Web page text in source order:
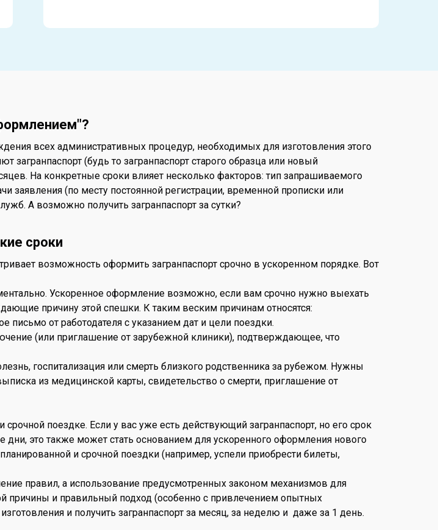
всех административных процедур, необходимых для изготовления этого
(будь то загранпаспорт старого образца или новый
На конкретные сроки влияет несколько факторов: тип запрашиваемого
заявления (по месту постоянной регистрации, временной прописки или
А возможно получить загранпаспорт за сутки?
сроки
возможность оформить загранпаспорт срочно в ускоренном порядке. Вот
Ускоренное оформление возможно, если вам срочно нужно выехать
причину этой спешки. К таким веским причинам относятся:
письмо от работодателя с указанием дат и цели поездки.
(или приглашение от зарубежной клиники), подтверждающее, что
госпитализация или смерть близкого родственника за рубежом. Нужны
из медицинской карты, свидетельство о смерти, приглашение от
поездке. Если у вас уже есть действующий загранпаспорт, но его срок
это также может стать основанием для ускоренного оформления нового
и срочной поездки (например, успели приобрести билеты,
правил, а использование предусмотренных законом механизмов для
причины и правильный подход (особенно с привлечением опытных
и получить загранпаспорт за месяц, за неделю и даже за 1 день.